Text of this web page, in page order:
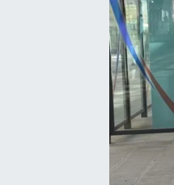
Resmi İlanlar